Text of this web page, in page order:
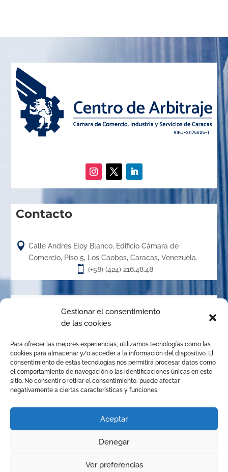
Gestionar el consentimiento
de las cookies
Para ofrecer las mejores experiencias, utilizamos tecnologías como las
cookies para almacenar y/o acceder a la información del dispositivo. El
consentimiento de estas tecnologías nos permitirá procesar datos como
el comportamiento de navegación o las identificaciones únicas en este
sitio. No consentir o retirar el consentimiento, puede afectar
negativamente a ciertas características y funciones.
Aceptar
Denegar
Ver preferencias
Contacto
 Calle Andrés Eloy Blanco, Edificio Cámara de
Comercio, Piso 5, Los Caobos, Caracas, Venezuela.
 (+58) (424) 216.48.48
Acerca de
creado en el año 1.989, es un órgano de la Cámara de
Comercio, Industria y Servicios de Caracas, organizado de
conformidad con las disposiciones de la Ley de Arbitraje
Comercial para promover la solución de conflictos
cualquier otro mecanismo alternativo de solución de
reservados | Diseñado porJhonGuevara